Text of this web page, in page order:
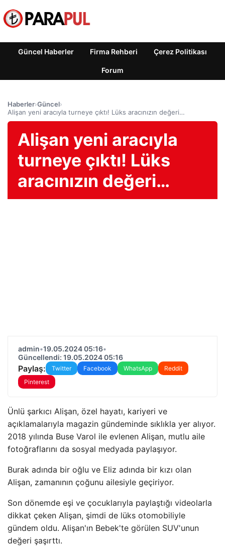
Güncel Haberler Firma Rehberi Çerez Politikası
Forum
Haberler›Güncel›
Alişan yeni aracıyla turneye çıktı! Lüks aracınızın değeri…
Alişan yeni aracıyla
turneye çıktı! Lüks
aracınızın değeri…
admin•19.05.2024 05:16•
Güncellendi: 19.05.2024 05:16
Paylaş: Twitter Facebook WhatsApp
Reddit
Pinterest
Ünlü şarkıcı Alişan, özel hayatı, kariyeri ve
açıklamalarıyla magazin gündeminde sıklıkla yer alıyor.
2018 yılında Buse Varol ile evlenen Alişan, mutlu aile
fotoğraflarını da sosyal medyada paylaşıyor.
Burak adında bir oğlu ve Eliz adında bir kızı olan
Alişan, zamanının çoğunu ailesiyle geçiriyor.
Son dönemde eşi ve çocuklarıyla paylaştığı videolarla
dikkat çeken Alişan, şimdi de lüks otomobiliyle
gündem oldu. Alişan'ın Bebek'te görülen SUV'unun
değeri şaşırttı.